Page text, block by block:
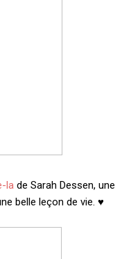
la de Sarah Dessen, une
belle leçon de vie. ♥